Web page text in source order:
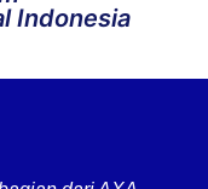
Indonesia